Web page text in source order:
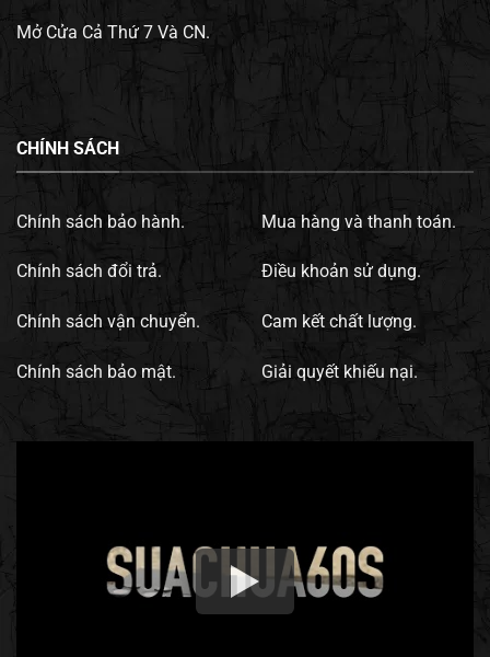
Mở Cửa Cả Thứ 7 Và CN.
CHÍNH SÁCH
Chính sách bảo hành.
Chính sách đổi trả.
Chính sách vận chuyển.
Chính sách bảo mật.
Mua hàng và thanh toán.
Điều khoản sử dụng.
Cam kết chất lượng.
Giải quyết khiếu nại.